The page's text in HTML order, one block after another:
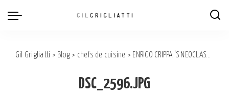
Gil Grigliatti > Blog > chefs de cuisine > ENRICO CRIPPA ‘S NEOCLASSIC TOUCH
DSC_2596.JPG